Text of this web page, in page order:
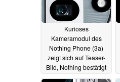
Kurioses
Kameramodul des
Nothing Phone (3a)
zeigt sich auf Teaser-
Bild, Nothing bestätigt
viele Kamera-Specs